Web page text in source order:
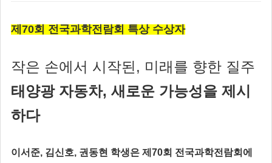
제70회 전국과학전람회 특상 수상자
작은 손에서 시작된, 미래를 향한 질주
태양광 자동차, 새로운 가능성을 제시
하다
이서준, 김신호, 권동현 학생은 제70회 전국과학전람회에